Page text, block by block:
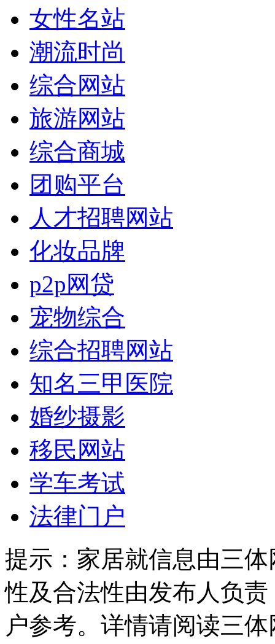
女性名站
潮流时尚
综合网站
旅游网站
综合商城
团购平台
人才招聘网站
化妆品牌
p2p网贷
宠物综合
综合招聘网站
知名三甲医院
婚纱摄影
移民网站
学车考试
法律门户
提示： 家居就信息由三
性及合法性由发布人负
户参考。详情请阅读三